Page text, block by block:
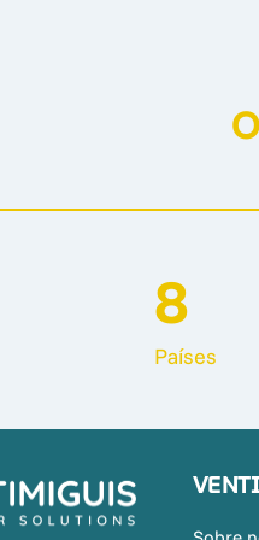
O
8
Países